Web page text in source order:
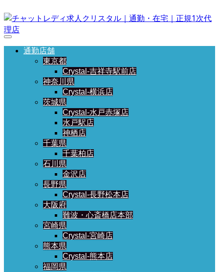
通勤店舗
東京都
Crystal-吉祥寺駅前店
神奈川県
Crystal-横浜店
茨城県
Crystal-水戸赤塚店
水戸駅店
神栖店
千葉県
千葉柏店
石川県
金沢店
長野県
Crystal-長野松本店
大阪府
難波・心斎橋店本部
宮崎県
Crystal-宮崎店
熊本県
Crystal-熊本店
福岡県